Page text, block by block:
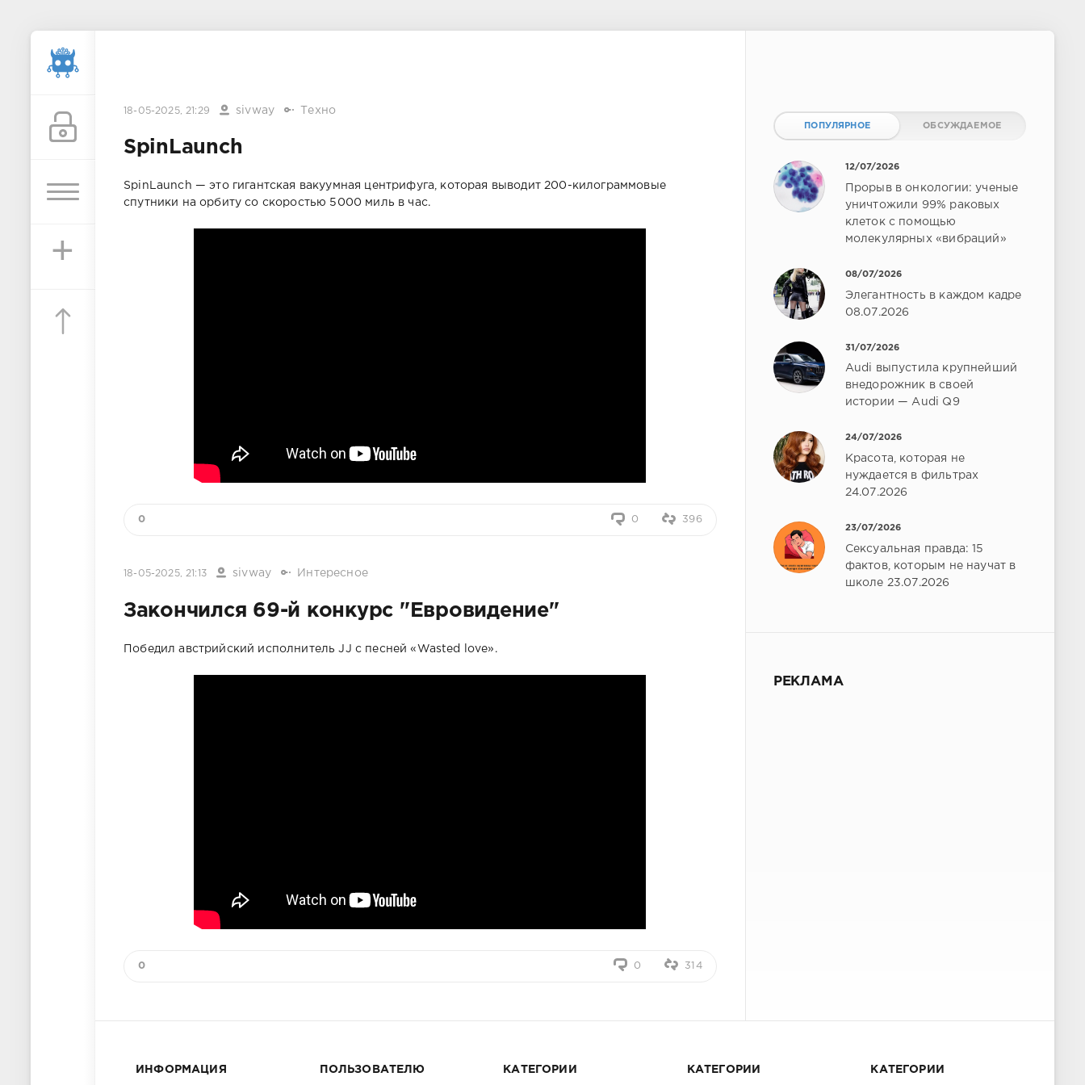
+
18-05-2025, 21:29 sivway Техно
SpinLaunch
SpinLaunch — это гигантская вакуумная центрифуга, которая выводит 200-килограммовые
спутники на орбиту со скоростью 5000 миль в час.
0 0 396
18-05-2025, 21:13 sivway Интересное
Закончился 69-й конкурс "Евровидение"
Победил австрийский исполнитель JJ с песней «Wasted love».
0 0 314
ПОПУЛЯРНОЕ ОБСУЖДАЕМОЕ
12/07/2026
Прорыв в онкологии: ученые
уничтожили 99% раковых
клеток с помощью
молекулярных «вибраций»
08/07/2026
Элегантность в каждом кадре
08.07.2026
31/07/2026
Audi выпустила крупнейший
внедорожник в своей
истории — Audi Q9
24/07/2026
Красота, которая не
нуждается в фильтрах
24.07.2026
23/07/2026
Сексуальная правда: 15
фактов, которым не научат в
школе 23.07.2026
РЕКЛАМА
ИНФОРМАЦИЯ ПОЛЬЗОВАТЕЛЮ КАТЕГОРИИ КАТЕГОРИИ КАТЕГОРИИ